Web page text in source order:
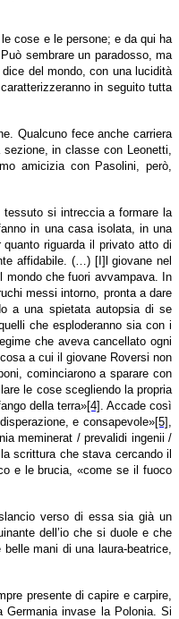
cose e le persone; e da qui ha
sembrare un paradosso, ma
del mondo, con una lucidità
in seguito tutta
Qualcuno fece anche carriera
in classe con Leonetti,
amicizia con Pasolini, però,
tessuto si intreccia a formare la
in una casa isolata, in una
riguarda il privato atto di
affidabile. (…) [I]l giovane nel
mondo che fuori avvampava. In
messi intorno, pronta a dare
a una spietata autopsia di se
che esploderanno sia con i
che aveva cancellato ogni
a cui il giovane Roversi non
cominciarono a sparare con
le cose scegliendo la propria
della terra»[4] . Accade così
e consapevole»[5]
meminerat / prevalidi ingenii /
scrittura che stava cercando il
e le brucia, «come se il fuoco
verso di essa sia già un
dell’io che si duole e che
mani di una laura-beatrice,
presente di capire e carpire,
invase la Polonia. Si